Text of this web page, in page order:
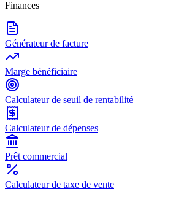
Finances
Générateur de facture
Marge bénéficiaire
Calculateur de seuil de rentabilité
Calculateur de dépenses
Prêt commercial
Calculateur de taxe de vente